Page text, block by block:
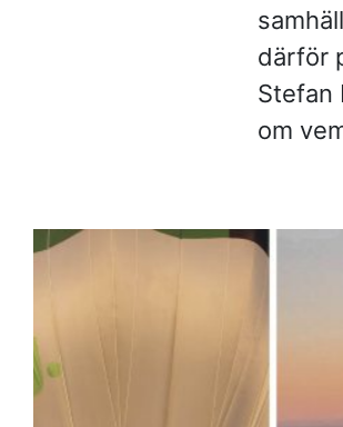
Referenser
Våra
därför
Stefan
om